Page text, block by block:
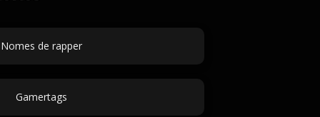
Nomes de rapper
Gamertags